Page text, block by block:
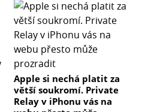
Apple si nechá platit za
větší soukromí. Private
Relay v iPhonu vás na